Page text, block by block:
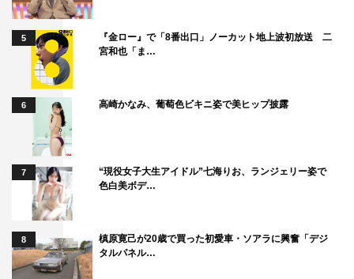
5
『金ロー』で「8番出口」ノーカット地上波初放送 二
宮和也「ま…
6 高崎かなみ、葡萄色ビキニ姿で美ヒップ披露
7
“現役女子大生アイドル”七海りお、ランジェリー姿で
色白美ボデ…
8
槙原寛己が20歳で買った初愛車・ソアラに興奮「デジ
タルパネル…